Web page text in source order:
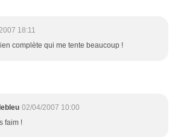
18:11
complète qui me tente beaucoup !
02/04/2007 10:00
faim !